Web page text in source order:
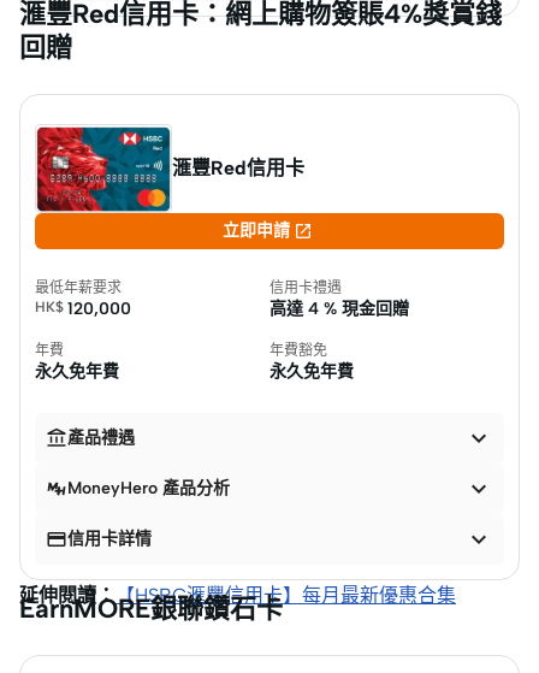
滙豐Red信用卡：網上購物簽賬4%獎賞錢
回贈
滙豐Red信用卡
立即申請 
最低年薪要求
HK$ 120,000
信用卡禮遇
高達 4 % 現金回贈
年費
永久免年費
年費豁免
永久免年費
產品禮遇 
MoneyHero 產品分析 
信用卡詳情 
延伸閱讀：【HSBC滙豐信用卡】每月最新優惠合集
EarnMORE銀聯鑽石卡